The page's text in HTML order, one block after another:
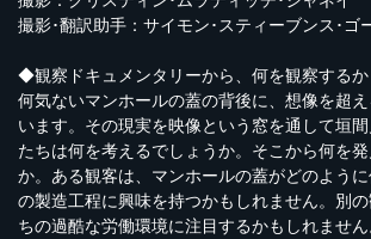
撮影･翻訳助手：サイモン･スティーブンス･ゴ
◆観察ドキュメンタリーから、何を観察する
何気ないマンホールの蓋の背後に、想像を超
います。その現実を映像という窓を通して垣
たちは何を考えるでしょうか。そこから何を
か。ある観客は、マンホールの蓋がどのよう
の製造工程に興味を持つかもしれません。別
ちの過酷な労働環境に注目するかもしれませ